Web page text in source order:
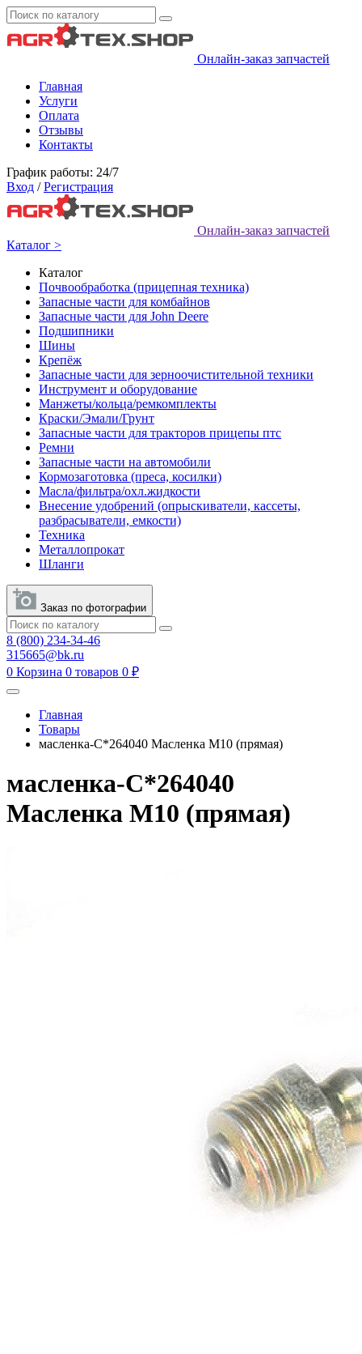
Онлайн-заказ запчастей
Главная
Услуги
Оплата
Отзывы
Контакты
График работы: 24/7
Вход / Регистрация
Онлайн-заказ запчастей
Каталог >
Каталог
Почвообработка (прицепная техника)
Запасные части для комбайнов
Запасные части для John Deere
Подшипники
Шины
Крепёж
Запасные части для зерноочистительной техники
Инструмент и оборудование
Манжеты/кольца/ремкомплекты
Краски/Эмали/Грунт
Запасные части для тракторов прицепы птс
Ремни
Запасные части на автомобили
Кормозаготовка (преса, косилки)
Масла/фильтра/охл.жидкости
Внесение удобрений (опрыскиватели, кассеты,
разбрасыватели, емкости)
Техника
Металлопрокат
Шланги
Заказ по фотографии
8 (800) 234-34-46
315665@bk.ru
0 Корзина 0 товаров 0 ₽
Главная
Товары
масленка-С*264040 Масленка М10 (прямая)
масленка-С*264040
Масленка М10 (прямая)